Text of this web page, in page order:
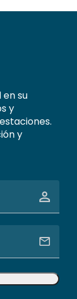
en su
y
y